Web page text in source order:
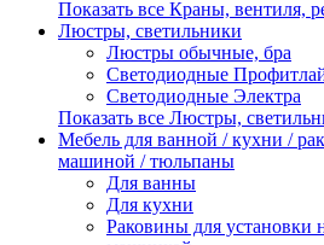
Показать все Краны, вентиля,
Люстры, светильники
Люстры обычные, бра
Светодиодные
Светодиодные Электра
Показать все Люстры,
Мебель для ванной / кухни /
машиной / тюльпаны
Для ванны
Для кухни
Раковины для установки